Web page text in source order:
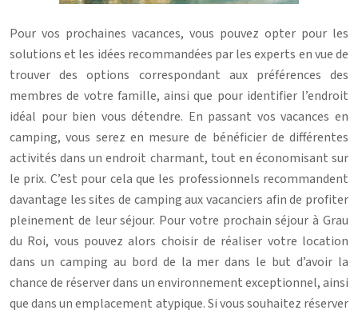
Pour vos prochaines vacances, vous pouvez opter pour les
solutions et les idées recommandées par les experts en vue de
trouver des options correspondant aux préférences des
membres de votre famille, ainsi que pour identifier l’endroit
idéal pour bien vous détendre. En passant vos vacances en
camping, vous serez en mesure de bénéficier de différentes
activités dans un endroit charmant, tout en économisant sur
le prix. C’est pour cela que les professionnels recommandent
davantage les sites de camping aux vacanciers afin de profiter
pleinement de leur séjour. Pour votre prochain séjour à Grau
du Roi, vous pouvez alors choisir de réaliser votre location
dans un camping au bord de la mer dans le but d’avoir la
chance de réserver dans un environnement exceptionnel, ainsi
que dans un emplacement atypique. Si vous souhaitez réserver